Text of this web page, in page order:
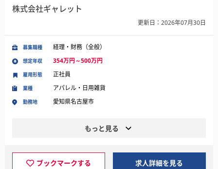
株式会社ギャレット
更新日：2026年07月30日
募集職種 経理・財務（全般）
想定年収 354万円～500万円
業種 アパレル・日用雑貨
勤務地 愛知県名古屋市
雇用形態 正社員
もっと見る
ブックマークする 求人詳細を見る